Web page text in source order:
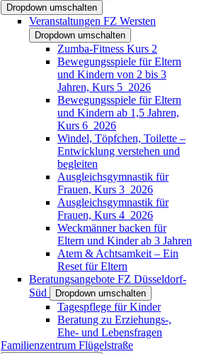
Dropdown umschalten
Veranstaltungen FZ Wersten
Dropdown umschalten
Zumba-Fitness Kurs 2
Bewegungsspiele für Eltern
und Kindern von 2 bis 3
Jahren, Kurs 5_2026
Bewegungsspiele für Eltern
und Kindern ab 1,5 Jahren,
Kurs 6_2026
Windel, Töpfchen, Toilette –
Entwicklung verstehen und
begleiten
Ausgleichsgymnastik für
Frauen, Kurs 3_2026
Ausgleichsgymnastik für
Frauen, Kurs 4_2026
Weckmänner backen für
Eltern und Kinder ab 3 Jahren
Atem & Achtsamkeit – Ein
Reset für Eltern
Beratungsangebote FZ Düsseldorf-
Süd
Dropdown umschalten
Tagespflege für Kinder
Beratung zu Erziehungs-,
Ehe- und Lebensfragen
Familienzentrum Flügelstraße